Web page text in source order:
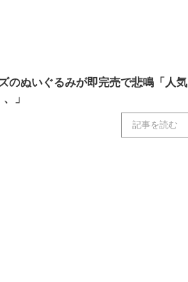
のぬいぐるみが即完売で悲鳴「人気
」
記事を読む